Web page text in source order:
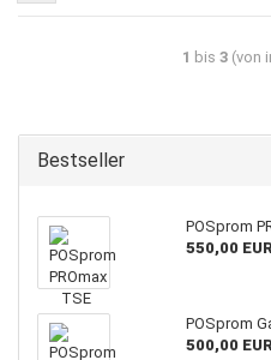
1 bis 3(von
Bestseller
POSprom
550,00 EUR
POSprom
500,00 EUR